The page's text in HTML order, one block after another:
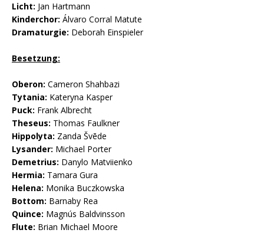
Licht: Jan Hartmann
Kinderchor: Álvaro Corral Matute
Dramaturgie: Deborah Einspieler
Besetzung:
Oberon: Cameron Shahbazi
Tytania: Kateryna Kasper
Puck: Frank Albrecht
Theseus: Thomas Faulkner
Hippolyta: Zanda Švēde
Lysander: Michael Porter
Demetrius: Danylo Matviienko
Hermia: Tamara Gura
Helena: Monika Buczkowska
Bottom: Barnaby Rea
Quince: Magnús Baldvinsson
Flute: Brian Michael Moore